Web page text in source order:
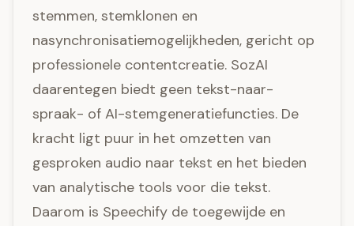
stemmen, stemklonen en
nasynchronisatiemogelijkheden, gericht op
professionele contentcreatie. SozAI
daarentegen biedt geen tekst-naar-
spraak- of AI-stemgeneratiefuncties. De
kracht ligt puur in het omzetten van
gesproken audio naar tekst en het bieden
van analytische tools voor die tekst.
Daarom is Speechify de toegewijde en